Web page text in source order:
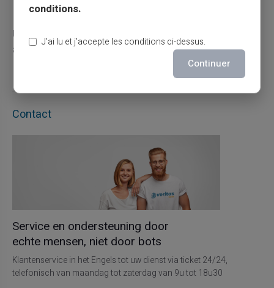
03/08/2026
Utilisation responsable du paiement mobile
avec la carte Veritas
Contact
Service en ondersteuning door
echte mensen, niet door bots
Klantenservice in het Engels tot uw dienst via ticket 24/24,
telefonisch van maandag tot zaterdag van 9u tot 18u30
conditions.
J’ai lu et j’accepte les conditions ci-dessus.
Continuer